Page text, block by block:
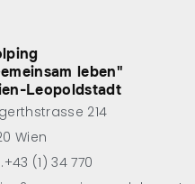
leben"
Leopoldstadt
214
Wien
(1) 34 770